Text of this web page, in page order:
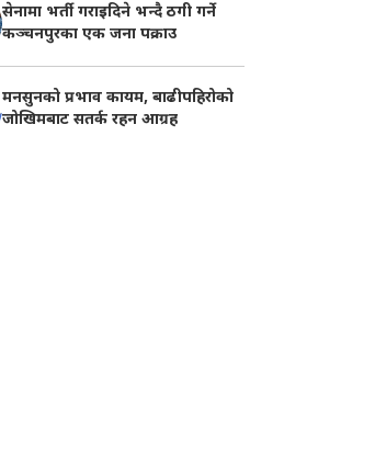
सेनामा भर्ती गराइदिने भन्दै ठगी गर्ने
कञ्चनपुरका एक जना पक्राउ
मनसुनको प्रभाव कायम, बाढीपहिरोको
जोखिमबाट सतर्क रहन आग्रह